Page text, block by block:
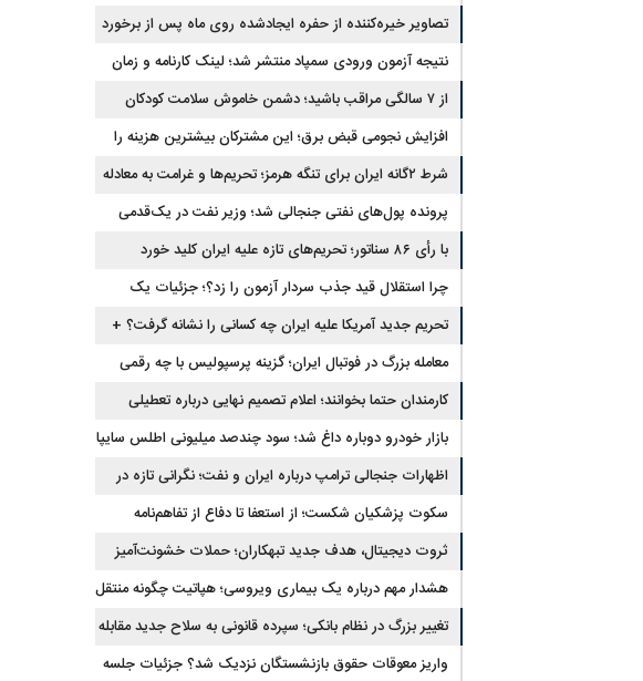
تصاویر خیره‌کننده از حفره ایجادشده روی ماه پس از برخورد
موشک فالکون ۹
نتیجه آزمون ورودی سمپاد منتشر شد؛ لینک کارنامه و زمان
ثبت‌ناماز ۷ سالگی مراقب باشید؛ دشمن خاموش سلامت کودکان
شناسایی شد
افزایش نجومی قبض برق؛ این مشترکان بیشترین هزینه را
می‌پردازندشرط ۲گانه ایران برای تنگه هرمز؛ تحریم‌ها و غرامت به معادله
برگشتند
پرونده پول‌های نفتی جنجالی شد؛ وزیر نفت در یک‌قدمی
استیضاح
با رأی ۸۶ سناتور؛ تحریم‌های تازه علیه ایران کلید خورد
چرا استقلال قید جذب سردار آزمون را زد؟؛ جزئیات یک
انتقال منتفی
تحریم جدید آمریکا علیه ایران چه کسانی را نشانه گرفت؟ +
جزئیات
معامله بزرگ در فوتبال ایران؛ گزینه پرسپولیس با چه رقمی
جابه‌جا شد؟
کارمندان حتما بخوانند؛ اعلام تصمیم نهایی درباره تعطیلی
ادارات شنبه
بازار خودرو دوباره داغ شد؛ سود چندصد میلیونی اطلس سایپا
اظهارات جنجالی ترامپ درباره ایران و نفت؛ نگرانی تازه در
بازار انرژی
سکوت پزشکیان شکست؛ از استعفا تا دفاع از تفاهم‌نامه
جنجالی
ثروت دیجیتال، هدف جدید تبهکاران؛ حملات خشونت‌آمیز
رمزارزی افزایش یافت
هشدار مهم درباره یک بیماری ویروسی؛ هپاتیت چگونه منتقل
می‌شود؟
تغییر بزرگ در نظام بانکی؛ سپرده قانونی به سلاح جدید مقابله
با تورم تبدیل شد
واریز معوقات حقوق بازنشستگان نزدیک شد؟ جزئیات جلسه